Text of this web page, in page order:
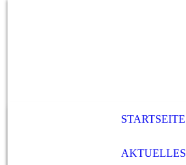
STARTSEITE
AKTUELLES